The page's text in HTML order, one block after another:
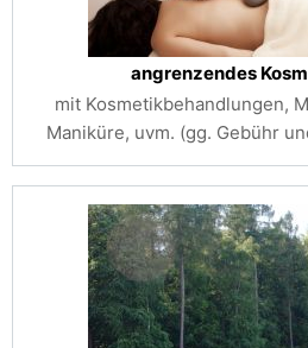
angrenzendes
mit Kosmetikbehandlungen,
Maniküre, uvm. (gg. Gebühr